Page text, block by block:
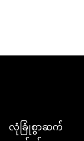
လုံခြုံစွာဆက်